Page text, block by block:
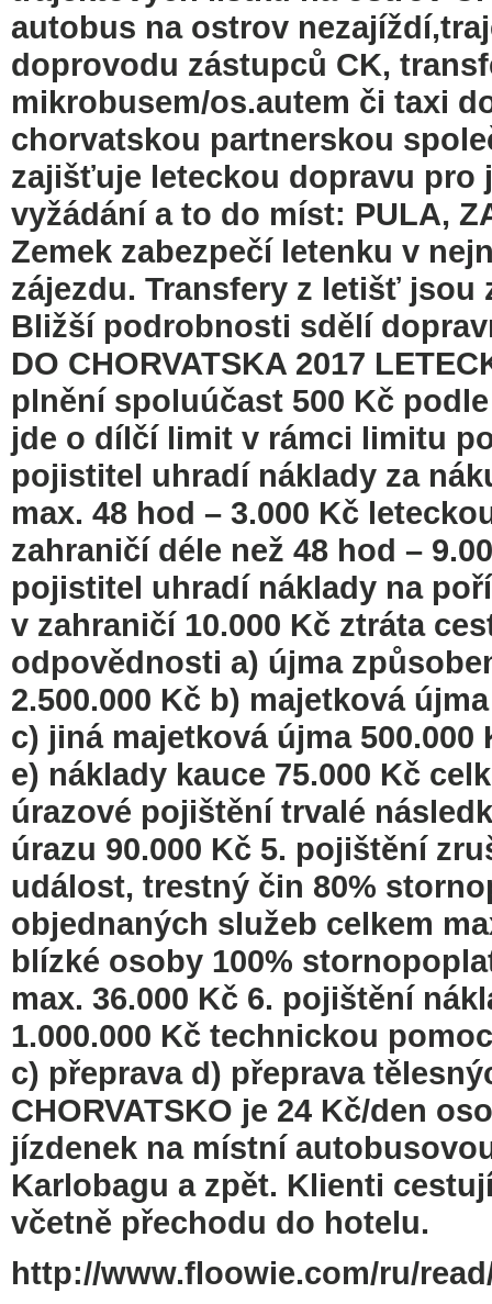
autobus na ostrov
doprovodu zástupců CK,
mikrobusem/os.autem či taxi
chorvatskou partnerskou
zajišťuje leteckou dopravu pro
vyžádání a to do míst: PULA,
Zemek zabezpečí letenku v
zájezdu. Transfery z letišť jsou
Bližší podrobnosti sdělí
DO CHORVATSKA 2017
plnění spoluúčast 500 Kč
jde o dílčí limit v rámci limitu
pojistitel uhradí náklady za
max. 48 hod – 3.000 Kč
zahraničí déle než 48 hod –
pojistitel uhradí náklady na
v zahraničí 10.000 Kč ztráta
odpovědnosti a) újma
2.500.000 Kč b) majetková
c) jiná majetková újma
e) náklady kauce 75.000 Kč
úrazové pojištění trvalé
úrazu 90.000 Kč 5. pojištění
událost, trestný čin 80%
objednaných služeb celkem
blízké osoby 100%
max. 36.000 Kč 6. pojištění
1.000.000 Kč technickou
c) přeprava d) přeprava
CHORVATSKO je 24 Kč/den
jízdenek na místní
Karlobagu a zpět. Klienti
včetně přechodu do hotelu.
http://www.floowie.com/ru/